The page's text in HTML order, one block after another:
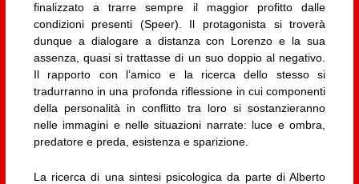
finalizzato a trarre sempre il maggior profitto dalle
condizioni presenti (Speer). Il protagonista si troverà
dunque a dialogare a distanza con Lorenzo e la sua
assenza, quasi si trattasse di un suo doppio al negativo.
Il rapporto con l’amico e la ricerca dello stesso si
tradurranno in una profonda riflessione in cui componenti
della personalità in conflitto tra loro si sostanzieranno
nelle immagini e nelle situazioni narrate: luce e ombra,
predatore e preda, esistenza e sparizione.
La ricerca di una sintesi psicologica da parte di Alberto